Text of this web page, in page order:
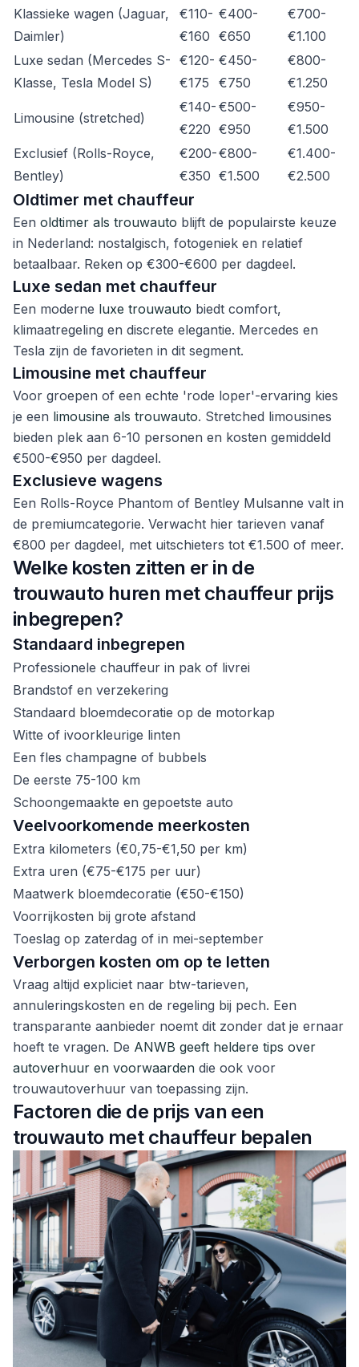
Klassieke wagen (Jaguar,
Daimler)
€110-
€160
€400-
€650
€700-
€1.100
Luxe sedan (Mercedes S-
Klasse, Tesla Model S)
€120-
€175
€450-
€750
€800-
€1.250
Limousine (stretched)
€140-
€220
€500-
€950
€950-
€1.500
Exclusief (Rolls-Royce,
Bentley)
€200-
€350
€800-
€1.500
€1.400-
€2.500
Oldtimer met chauffeur
Een oldtimer als trouwauto blijft de populairste keuze
in Nederland: nostalgisch, fotogeniek en relatief
betaalbaar. Reken op €300-€600 per dagdeel.
Luxe sedan met chauffeur
Een moderne luxe trouwauto biedt comfort,
klimaatregeling en discrete elegantie. Mercedes en
Tesla zijn de favorieten in dit segment.
Limousine met chauffeur
Voor groepen of een echte 'rode loper'-ervaring kies
je een limousine als trouwauto. Stretched limousines
bieden plek aan 6-10 personen en kosten gemiddeld
€500-€950 per dagdeel.
Exclusieve wagens
Een Rolls-Royce Phantom of Bentley Mulsanne valt in
de premiumcategorie. Verwacht hier tarieven vanaf
€800 per dagdeel, met uitschieters tot €1.500 of meer.
Welke kosten zitten er in de
trouwauto huren met chauffeur prijs
inbegrepen?
Standaard inbegrepen
Professionele chauffeur in pak of livrei
Brandstof en verzekering
Standaard bloemdecoratie op de motorkap
Witte of ivoorkleurige linten
Een fles champagne of bubbels
De eerste 75-100 km
Schoongemaakte en gepoetste auto
Veelvoorkomende meerkosten
Extra kilometers (€0,75-€1,50 per km)
Extra uren (€75-€175 per uur)
Maatwerk bloemdecoratie (€50-€150)
Voorrijkosten bij grote afstand
Toeslag op zaterdag of in mei-september
Verborgen kosten om op te letten
Vraag altijd expliciet naar btw-tarieven,
annuleringskosten en de regeling bij pech. Een
transparante aanbieder noemt dit zonder dat je ernaar
hoeft te vragen. De ANWB geeft heldere tips over
autoverhuur en voorwaarden die ook voor
trouwautoverhuur van toepassing zijn.
Factoren die de prijs van een
trouwauto met chauffeur bepalen